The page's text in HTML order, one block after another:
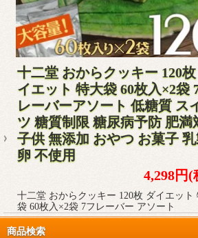
十二堂 おからクッキー 120
イエット 特大袋 60枚入×2袋
レーバーアソート 低糖質 ス
ツ 糖質制限 糖尿病予防 肥満
子供 無添加 おやつ お菓子
卵 不使用
4,298円(
十二堂 おからクッキー 120枚 ダイエット
袋 60枚入×2袋 7フレーバー アソート
商品検索